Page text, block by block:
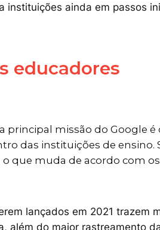
instituições ainda em passos
educadores
principal missão do Google
das instituições de
o que muda de acordo com
lançados em 2021 trazem
além do maior rastreamento